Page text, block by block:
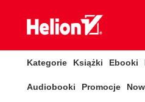
Kategorie Książki Ebooki
Audiobooki Promocje